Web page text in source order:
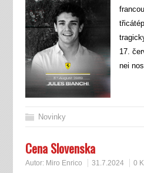
17.
nei
Novinky
Cena Slovenska
Autor: Miro Enrico 31.7.2024 0